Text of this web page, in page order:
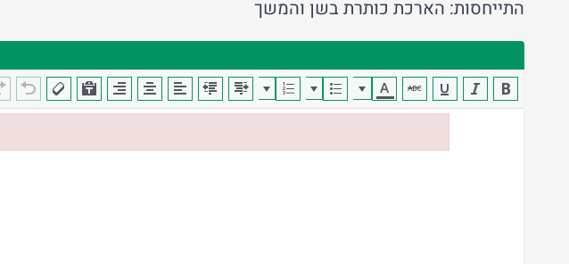
התייחסות: הארכת כותרת בשן והמשך